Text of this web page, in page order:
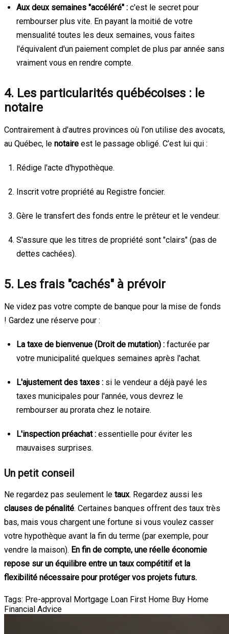
Aux deux semaines "accéléré" : c'est le secret pour
rembourser plus vite. En payant la moitié de votre
mensualité toutes les deux semaines, vous faites
l'équivalent d'un paiement complet de plus par année sans
vraiment vous en rendre compte.
4. Les particularités québécoises : le
notaire
Contrairement à d'autres provinces où l'on utilise des avocats,
au Québec, le notaire est le passage obligé. C’est lui qui :
Rédige l'acte d'hypothèque.
Inscrit votre propriété au Registre foncier.
Gère le transfert des fonds entre le prêteur et le vendeur.
S'assure que les titres de propriété sont "clairs" (pas de
dettes cachées).
5. Les frais "cachés" à prévoir
Ne videz pas votre compte de banque pour la mise de fonds
! Gardez une réserve pour :
La taxe de bienvenue (Droit de mutation) : facturée par
votre municipalité quelques semaines après l'achat.
L'ajustement des taxes : si le vendeur a déjà payé les
taxes municipales pour l'année, vous devrez le
rembourser au prorata chez le notaire.
L'inspection préachat : essentielle pour éviter les
mauvaises surprises.
Un petit conseil
Ne regardez pas seulement le taux. Regardez aussi les
clauses de pénalité. Certaines banques offrent des taux très
bas, mais vous chargent une fortune si vous voulez casser
votre hypothèque avant la fin du terme (par exemple, pour
vendre la maison). En fin de compte, une réelle économie
repose sur un équilibre entre un taux compétitif et la
flexibilité nécessaire pour protéger vos projets futurs.
Tags: Pre-approval Mortgage Loan First Home Buy Home
Financial Advice